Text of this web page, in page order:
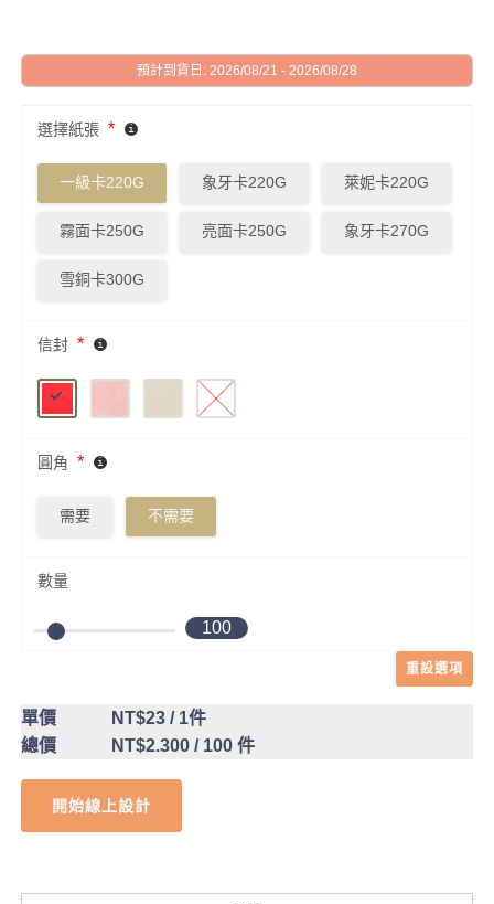
預計到貨日: 2026/08/21 - 2026/08/28
選擇紙張 *
一級卡220G 象牙卡220G 萊妮卡220G
霧面卡250G 亮面卡250G 象牙卡270G
雪銅卡300G
信封 *
圓角 *
需要 不需要
數量
100
重設選項
單價 NT$23/ 1件
總價
NT$2.300/ 100 件
開始線上設計